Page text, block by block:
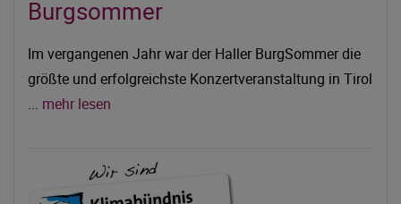
Burgsommer
Im vergangenen Jahr war der Haller BurgSommer die
größte und erfolgreichste Konzertveranstaltung in Tirol
... mehr lesen